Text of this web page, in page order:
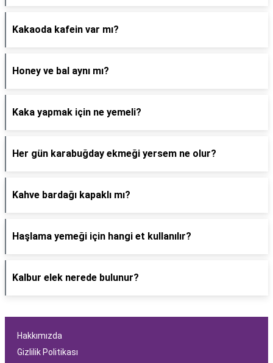
Kakaoda kafein var mı?
Honey ve bal aynı mı?
Kaka yapmak için ne yemeli?
Her gün karabuğday ekmeği yersem ne olur?
Kahve bardağı kapaklı mı?
Haşlama yemeği için hangi et kullanılır?
Kalbur elek nerede bulunur?
Hakkımızda
Gizlilik Politikası